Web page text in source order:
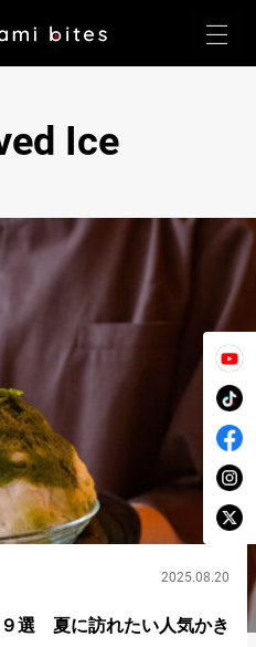
Ice
2025.08.20
選 夏に訪れたい人気かき